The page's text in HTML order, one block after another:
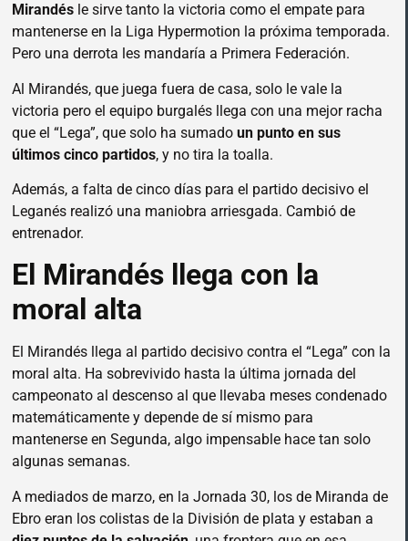
Mirandés le sirve tanto la victoria como el empate para
mantenerse en la Liga Hypermotion la próxima temporada.
Pero una derrota les mandaría a Primera Federación.
Al Mirandés, que juega fuera de casa, solo le vale la
victoria pero el equipo burgalés llega con una mejor racha
que el “Lega”, que solo ha sumado un punto en sus
últimos cinco partidos, y no tira la toalla.
Además, a falta de cinco días para el partido decisivo el
Leganés realizó una maniobra arriesgada. Cambió de
entrenador.
El Mirandés llega con la
moral alta
El Mirandés llega al partido decisivo contra el “Lega” con la
moral alta. Ha sobrevivido hasta la última jornada del
campeonato al descenso al que llevaba meses condenado
matemáticamente y depende de sí mismo para
mantenerse en Segunda, algo impensable hace tan solo
algunas semanas.
A mediados de marzo, en la Jornada 30, los de Miranda de
Ebro eran los colistas de la División de plata y estaban a